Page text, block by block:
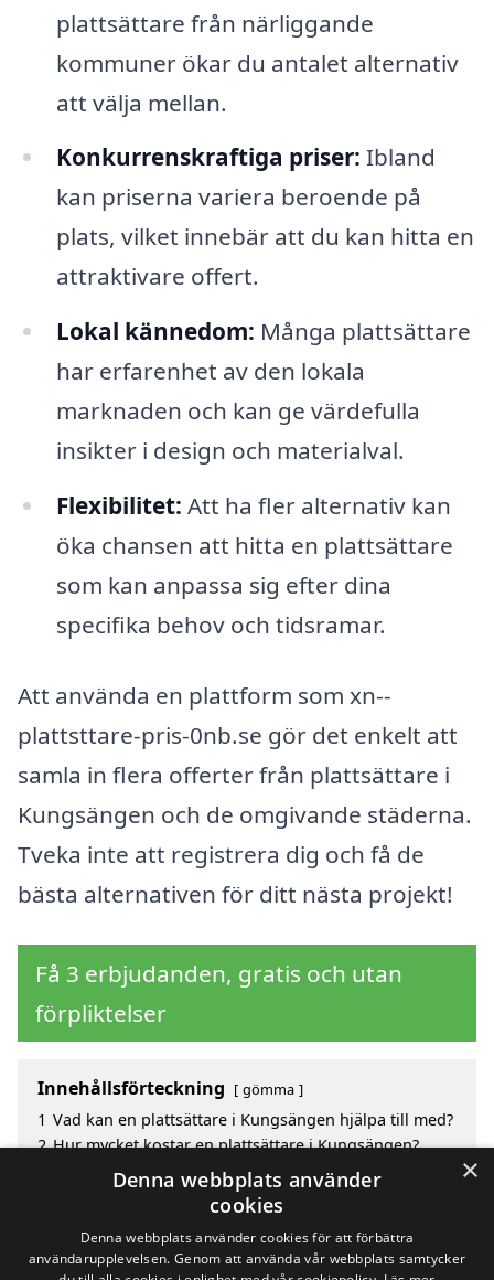
plattsättare från närliggande
kommuner ökar du antalet alternativ
att välja mellan.
Konkurrenskraftiga priser: Ibland
kan priserna variera beroende på
plats, vilket innebär att du kan hitta en
attraktivare offert.
Lokal kännedom: Många plattsättare
har erfarenhet av den lokala
marknaden och kan ge värdefulla
insikter i design och materialval.
Flexibilitet: Att ha fler alternativ kan
öka chansen att hitta en plattsättare
som kan anpassa sig efter dina
specifika behov och tidsramar.
Att använda en plattform som xn--
plattsttare-pris-0nb.se gör det enkelt att
samla in flera offerter från plattsättare i
Kungsängen och de omgivande städerna.
Tveka inte att registrera dig och få de
bästa alternativen för ditt nästa projekt!
Få 3 erbjudanden, gratis och utan
förpliktelser
Innehållsförteckning gömma
1 Vad kan en plattsättare i Kungsängen hjälpa till med?
2 Hur mycket kostar en plattsättare i Kungsängen?
Fördelar med att välja plattsättare i Kungsängen
Sök efter en skicklig plattsättare i de omgivande
×
Denna webbplats använder
cookies
Denna webbplats använder cookies för att förbättra
användarupplevelsen. Genom att använda vår webbplats samtycker